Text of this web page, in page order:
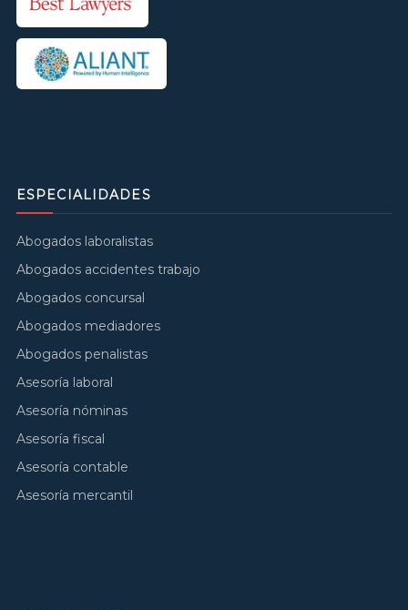
ESPECIALIDADES
Abogados laboralistas
Abogados accidentes trabajo
Abogados concursal
Abogados mediadores
Abogados penalistas
Asesoría laboral
Asesoría nóminas
Asesoría fiscal
Asesoría contable
Asesoría mercantil